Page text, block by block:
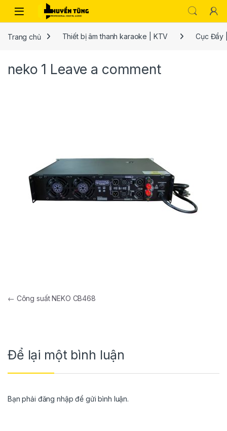
Trang chủ Thiết bị âm thanh karaoke | KTV Cục Đẩy
neko 1 Leave a comment
← Công suất NEKO CB468
Để lại một bình luận
Bạn phải đăng nhập để gửi bình luận.